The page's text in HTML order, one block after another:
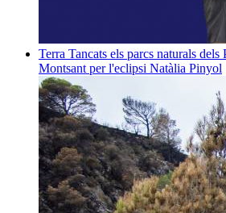
Terra Tancats els parcs naturals dels
Montsant per l'eclipsi Natàlia Pinyol